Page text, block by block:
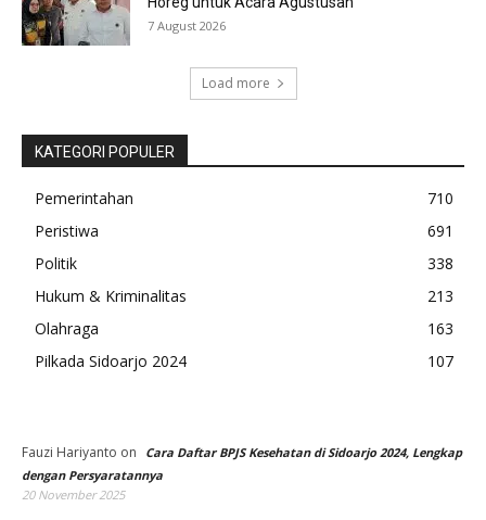
7 August 2026
Load more
KATEGORI POPULER
Pemerintahan
710
Peristiwa
691
Politik
338
Hukum & Kriminalitas
213
Olahraga
163
Pilkada Sidoarjo 2024
107
Fauzi Hariyanto on
Cara Daftar BPJS Kesehatan di Sidoarjo 2024, Lengkap
dengan Persyaratannya
20 November 2025